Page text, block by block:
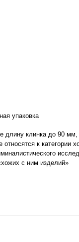
упаковка
длину клинка до 90
относятся к категории
с ним изделий»